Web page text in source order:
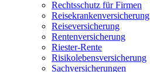
Rechtsschutz für Firmen
Reisekrankenversicherung
Reiseversicherung
Rentenversicherung
Riester-Rente
Risikolebensversicherung
Sachversicherungen